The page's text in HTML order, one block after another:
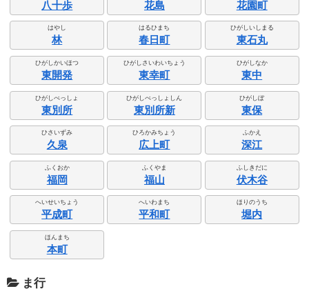
八十歩 花島 花園町
はやし
林
はるひまち
春日町
ひがしいしまる
東石丸
ひがしかいほつ
東開発
ひがしさいわいちょう
東幸町
ひがしなか
東中
ひがしべっしょ
東別所
ひがしべっしょしん
東別所新
ひがしぼ
東保
ひさいずみ
久泉
ひろかみちょう
広上町
ふかえ
深江
ふくおか
福岡
ふくやま
福山
ふしきだに
伏木谷
へいせいちょう
平成町
へいわまち
平和町
ほりのうち
堀内
ほんまち
本町
ま行